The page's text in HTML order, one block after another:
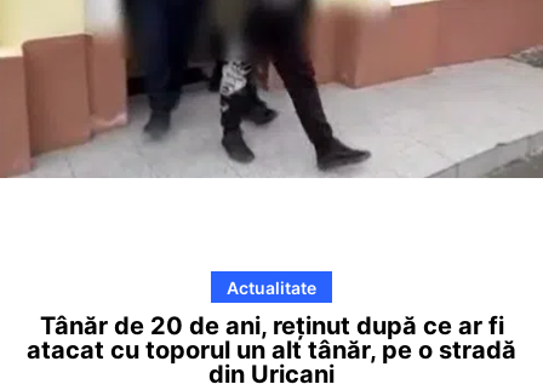
Actualitate
Tânăr de 20 de ani, reținut după ce ar fi
atacat cu toporul un alt tânăr, pe o stradă
din Uricani